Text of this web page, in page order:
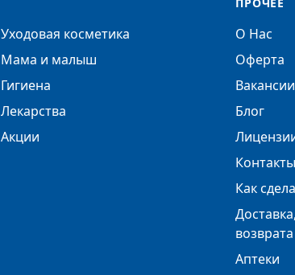
Уходовая косметика
Мама и малыш
Гигиена
Лекарства
Акции
О Нас
Оферта
Вакансии
Блог
Контакты
Как
возврата
Аптеки